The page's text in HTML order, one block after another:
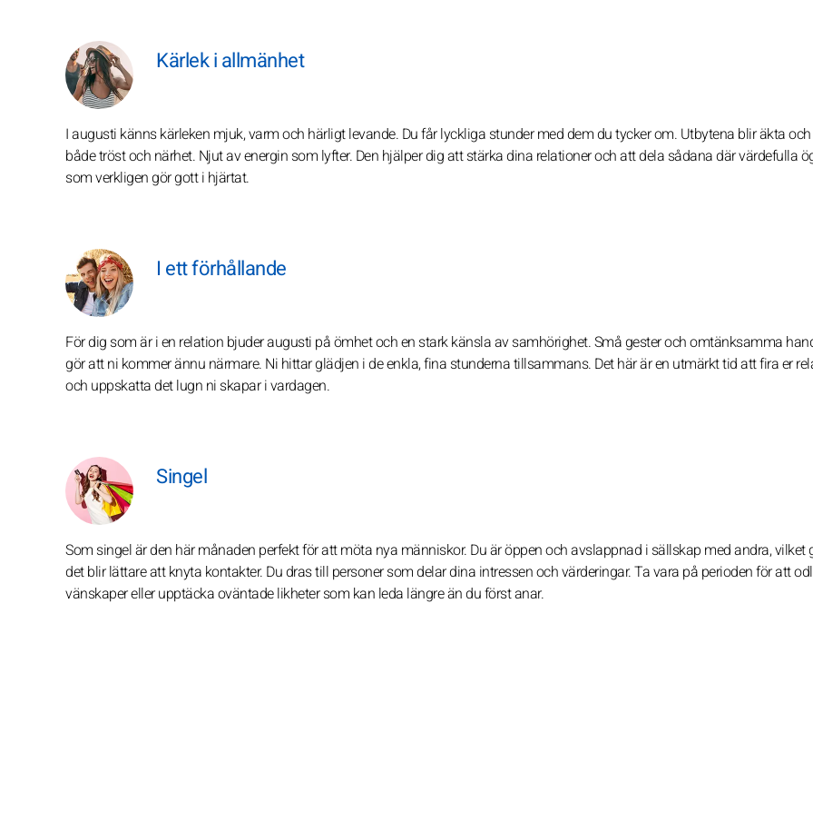
Kärlek i allmänhet
I augusti känns kärleken mjuk, varm och härligt levande. Du får lyckliga stunder med dem du tycker om. Utbytena blir äkta
både tröst och närhet. Njut av energin som lyfter. Den hjälper dig att stärka dina relationer och att dela sådana där värdefulla
som verkligen gör gott i hjärtat.
I ett förhållande
För dig som är i en relation bjuder augusti på ömhet och en stark känsla av samhörighet. Små gester och omtänksamma
gör att ni kommer ännu närmare. Ni hittar glädjen i de enkla, fina stunderna tillsammans. Det här är en utmärkt tid att fira er
och uppskatta det lugn ni skapar i vardagen.
Singel
Som singel är den här månaden perfekt för att möta nya människor. Du är öppen och avslappnad i sällskap med andra, vilket
det blir lättare att knyta kontakter. Du dras till personer som delar dina intressen och värderingar. Ta vara på perioden för att
vänskaper eller upptäcka oväntade likheter som kan leda längre än du först anar.